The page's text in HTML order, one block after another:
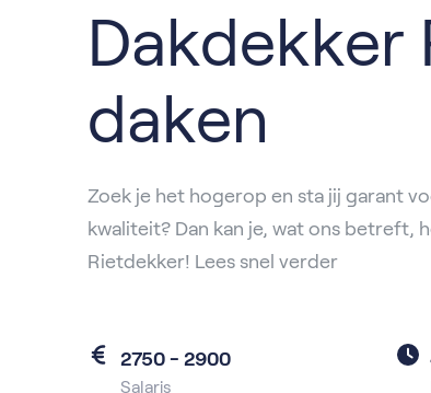
Dakdekker
daken
Zoek je het hogerop en sta jij garant
kwaliteit? Dan kan je, wat ons betreft,
Rietdekker! Lees snel verder
2750 - 2900
Salaris